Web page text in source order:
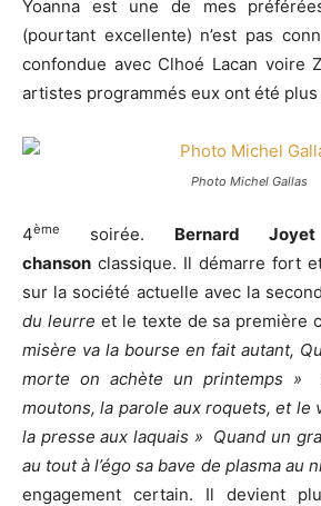
Yoanna est une de mes
(pourtant excellente) n’est pas
confondue avec Clhoé Lacan voire
artistes programmés eux ont été
Photo Michel Gallas
4ème soirée. Bernard Joyet
chanson classique. Il démarre fort
sur la société actuelle avec la
du leurre et le texte de sa première
misère va la bourse en fait autant,
morte on achète un printemps »
moutons, la parole aux roquets, et
la presse aux laquais » Quand un
au tout à l’égo sa bave de plasma au
engagement certain. Il devient